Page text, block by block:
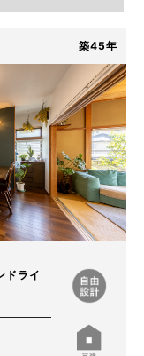
築45年
ドライ